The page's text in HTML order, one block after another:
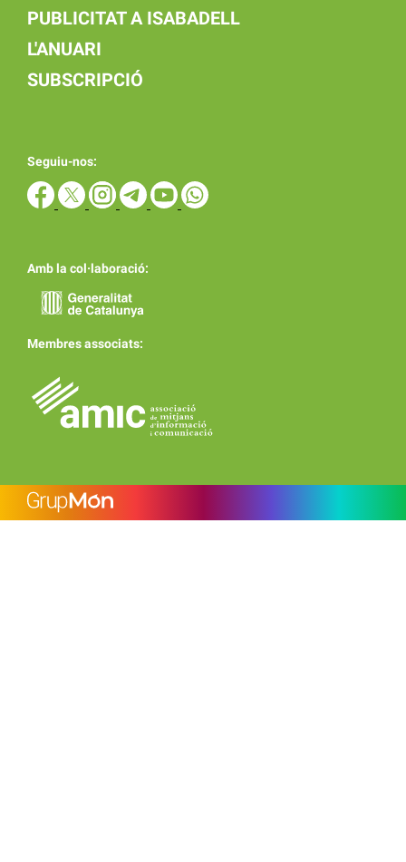
PUBLICITAT A ISABADELL
L'ANUARI
SUBSCRIPCIÓ
Seguiu-nos:
Amb la col·laboració:
Membres associats: